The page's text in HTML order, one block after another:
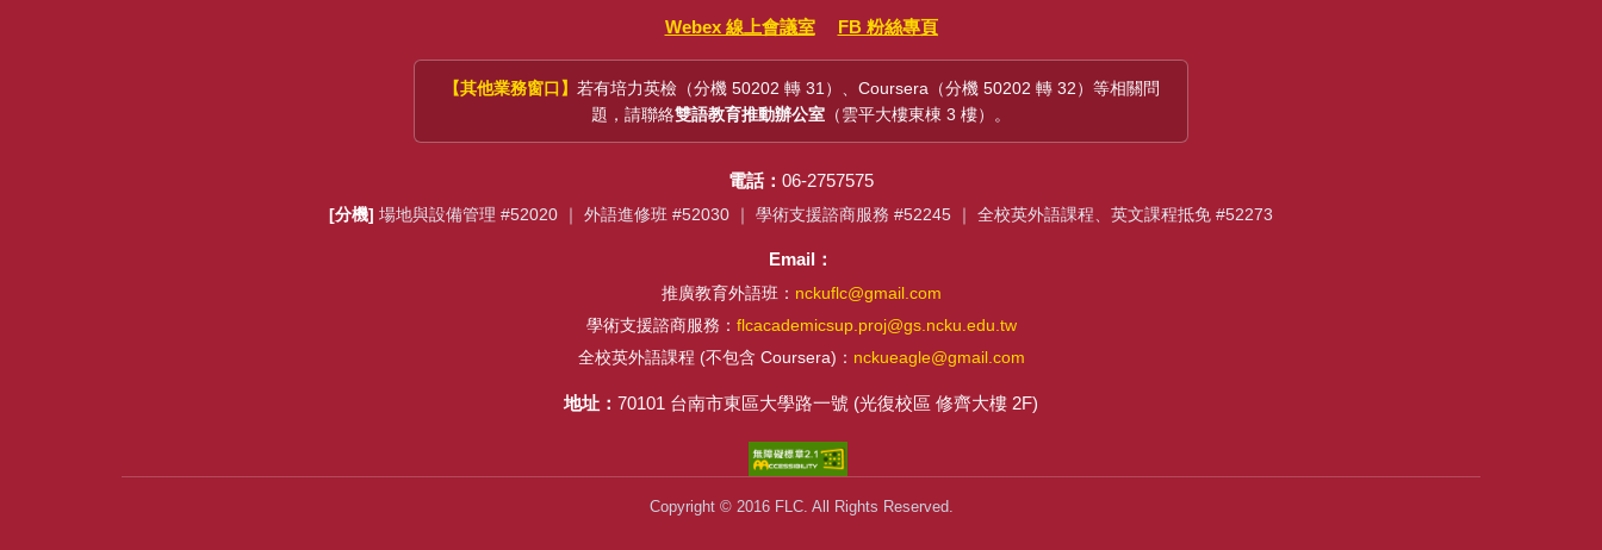
Webex 線上會議室 FB 粉絲專頁
【其他業務窗口】 若有培力英檢（分機 50202 轉 31）、Coursera（分機 50202 轉 32）等相關問
題，請聯絡雙語教育推動辦公室 （雲平大樓東棟 3 樓）。
電話： 06-2757575
[分機] 場地與設備管理 #52020 ｜ 外語進修班 #52030 ｜ 學術支援諮商服務 #52245 ｜ 全校英外語課程、英文課程抵免 #52273
Email：
推廣教育外語班： nckuflc@gmail.com
學術支援諮商服務： flcacademicsup.proj@gs.ncku.edu.tw
全校英外語課程 (不包含 Coursera)： nckueagle@gmail.com
地址： 70101 台南市東區大學路一號 (光復校區 修齊大樓 2F)
Copyright © 2016 FLC. All Rights Reserved.